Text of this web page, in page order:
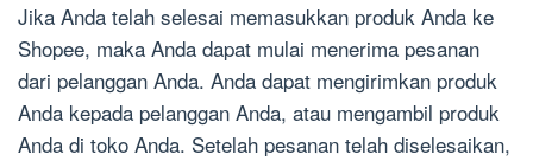
Jika Anda telah selesai memasukkan produk Anda ke
Shopee, maka Anda dapat mulai menerima pesanan
dari pelanggan Anda. Anda dapat mengirimkan produk
Anda kepada pelanggan Anda, atau mengambil produk
Anda di toko Anda. Setelah pesanan telah diselesaikan,